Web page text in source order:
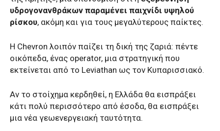
υδρογονανθράκων παραμένει παιχνίδι υψηλού
ρίσκου, ακόμη και για τους μεγαλύτερους παίκτες.
Η Chevron λοιπόν παίζει τη δική της ζαριά: πέντε
οικόπεδα, ένας operator, μια στρατηγική που
εκτείνεται από το Leviathan ως τον Κυπαρισσιακό.
Αν το στοίχημα κερδηθεί, η Ελλάδα θα εισπράξει
κάτι πολύ περισσότερο από έσοδα, θα εισπράξει
μια νέα γεωενεργειακή ταυτότητα.